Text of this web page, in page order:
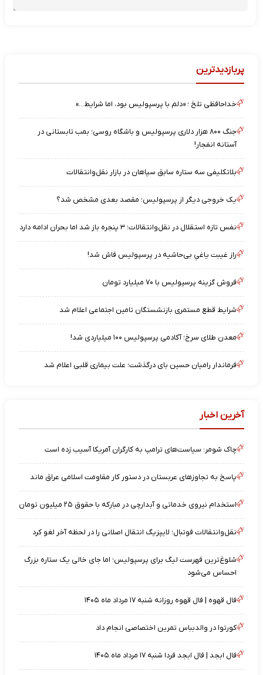
پربازدیدترین
خداحافظی تلخ ؛ «دلم با پرسپولیس بود، اما شرایط…»
جنگ ۸۰۰ هزار دلاری پرسپولیس و باشگاه روسی؛ بمب تابستانی در
آستانه انفجار!
بلاتکلیفی سه ستاره سابق سپاهان در بازار نقل‌وانتقالات
یک خروجی دیگر از پرسپولیس؛ مقصد بعدی مشخص شد؟
نفس تازه استقلال در نقل‌وانتقالات؛ ۳ پنجره باز شد اما بحران ادامه دارد
راز غیبت یاغیِ بی‌حاشیه در پرسپولیس فاش شد!
فروش گزینه پرسپولیس با ۷۰ میلیارد تومان
شرایط قطع مستمری بازنشستگان تامین اجتماعی اعلام شد
معدن طلای سرخ؛ آکادمی پرسپولیس ۱۰۰ میلیاردی شد!
فرماندار رامیان حسین بای درگذشت؛ علت بیماری قلبی اعلام شد
آخرین اخبار
چاک شومر: سیاست‌های ترامپ به کارگران آمریکا آسیب زده است
پاسخ به تجاوزهای عربستان در دستور کار مقاومت اسلامی عراق ماند
استخدام نیروی خدماتی و آبدارچی در مبارکه با حقوق ۲۵ میلیون تومان
نقل‌وانتقالات فوتبال؛ لایپزیگ انتقال اصلانی را در لحظه آخر لغو کرد
شلوغ‌ترین فهرست لیگ برای پرسپولیس؛ اما جای خالی یک ستاره بزرگ
احساس می‌شود
فال قهوه | فال قهوه روزانه شنبه ۱۷ مرداد ماه ۱۴۰۵
کورتوا در والدبباس تمرین اختصاصی انجام داد
فال ابجد | فال ابجد فردا شنبه ۱۷ مرداد ماه ۱۴۰۵